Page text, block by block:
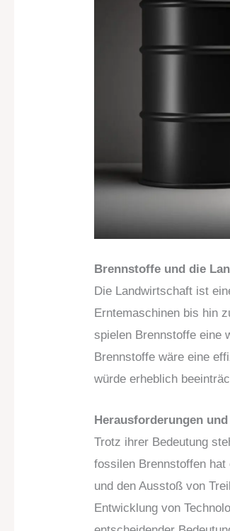
Brennstoffe und die
Die Landwirtschaft ist
Erntemaschinen bis hin
spielen Brennstoffe eine
Brennstoffe wäre eine
würde erheblich
Herausforderungen
Trotz ihrer Bedeutung
fossilen Brennstoffen
und den Ausstoß von
Entwicklung von